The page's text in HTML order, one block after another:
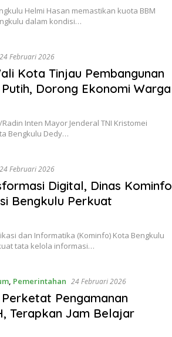
Helmi Hasan memastikan kuota BBM
dalam kondisi…
24 Februari 2026
Kota Tinjau Pembangunan
Dorong Ekonomi Warga
Inten Mayor Jenderal TNI Kristomei
Bengkulu Dedy…
24 Februari 2026
Digital, Dinas Kominfo
Bengkulu Perkuat
dan Informatika (Kominfo) Kota Bengkulu
tata kelola informasi…
, Pemerintahan 24 Februari 2026
Pengamanan
Terapkan Jam Belajar